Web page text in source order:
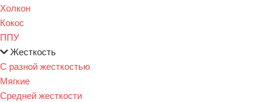
Холкон
Кокос
ППУ
Жесткость
С разной жесткостью
Мягкие
Средней жесткости